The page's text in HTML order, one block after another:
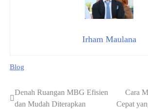
Irham Maulana
Blog
Navigasi
Denah Ruangan MBG Efisien
dan Mudah Diterapkan
Cara
Cepat